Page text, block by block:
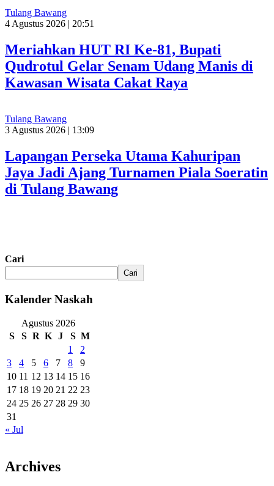
Tulang Bawang
4 Agustus 2026 | 20:51
Meriahkan HUT RI Ke-81, Bupati
Qudrotul Gelar Senam Udang Manis di
Kawasan Wisata Cakat Raya
Tulang Bawang
3 Agustus 2026 | 13:09
Lapangan Perseka Utama Kahuripan
Jaya Jadi Ajang Turnamen Piala Soeratin
di Tulang Bawang
Cari
Cari
Kalender Naskah
Agustus 2026
S
S R K J S M
1
2
3
4 5 6 7 8
9
10 11 12 13 14 15 16
17 18 19 20 21 22 23
24 25 26 27 28 29 30
31
« Jul
Archives